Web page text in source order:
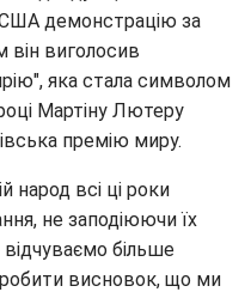
США демонстрацію за
він виголосив
яка стала символом
Мартіну Лютеру
премію миру.
народ всі ці роки
не заподіюючи їх
більше
робити висновок, що ми